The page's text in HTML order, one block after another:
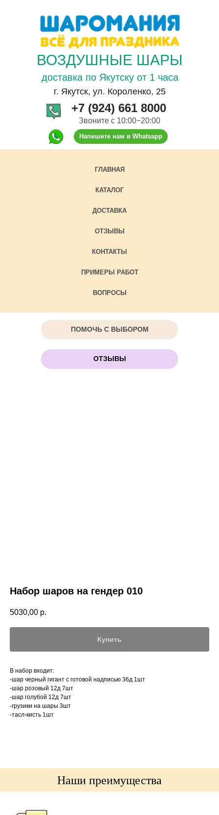
ВОЗДУШНЫЕ ШАРЫ
доставка по Якутску от 1 часа
г. Якутск, ул. Короленко, 25
+7 (924) 661 8000
Напишите нам в Whatsapp
Звоните с 10:00−20:00
ГЛАВНАЯ
КАТАЛОГ
ДОСТАВКА
ОТЗЫВЫ
КОНТАКТЫ
ПРИМЕРЫ РАБОТ
ВОПРОСЫ
ПОМОЧЬ С ВЫБОРОМ
ОТЗЫВЫ
Набор шаров на гендер 010
5030,00 р.
Купить
В набор входит:
-шар черный гигант с готовой надписью 36д 1шт
-шар розовый 12д 7шт
-шар голубой 12д 7шт
-грузики на шары 3шт
-тасл-кисть 1шт
Наши преимущества